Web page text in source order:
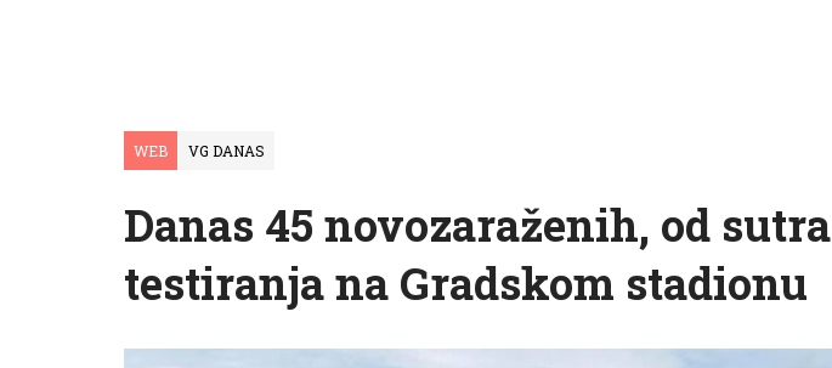
WEB VG DANAS
Danas 45 novozaraženih, od sutra
testiranja na Gradskom stadionu